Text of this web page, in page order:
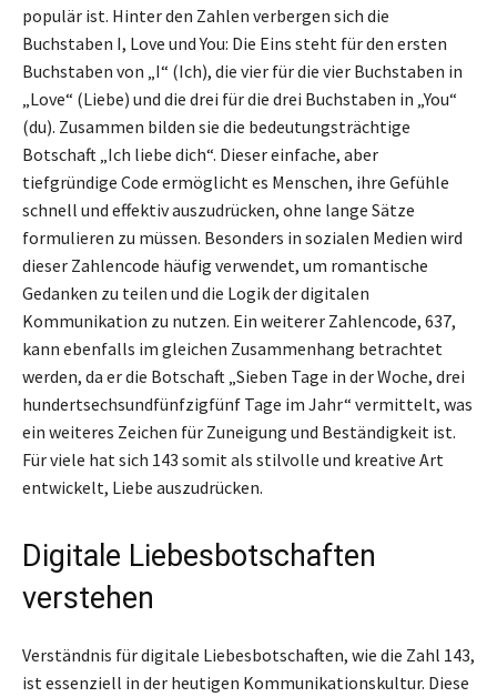
populär ist. Hinter den Zahlen verbergen sich die
Buchstaben I, Love und You: Die Eins steht für den ersten
Buchstaben von „I“ (Ich), die vier für die vier Buchstaben in
„Love“ (Liebe) und die drei für die drei Buchstaben in „You“
(du). Zusammen bilden sie die bedeutungsträchtige
Botschaft „Ich liebe dich“. Dieser einfache, aber
tiefgründige Code ermöglicht es Menschen, ihre Gefühle
schnell und effektiv auszudrücken, ohne lange Sätze
formulieren zu müssen. Besonders in sozialen Medien wird
dieser Zahlencode häufig verwendet, um romantische
Gedanken zu teilen und die Logik der digitalen
Kommunikation zu nutzen. Ein weiterer Zahlencode, 637,
kann ebenfalls im gleichen Zusammenhang betrachtet
werden, da er die Botschaft „Sieben Tage in der Woche, drei
hundertsechsundfünfzigfünf Tage im Jahr“ vermittelt, was
ein weiteres Zeichen für Zuneigung und Beständigkeit ist.
Für viele hat sich 143 somit als stilvolle und kreative Art
entwickelt, Liebe auszudrücken.
Digitale Liebesbotschaften
verstehen
Verständnis für digitale Liebesbotschaften, wie die Zahl 143,
ist essenziell in der heutigen Kommunikationskultur. Diese